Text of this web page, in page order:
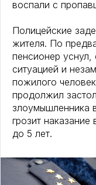
воспали с
Полицейские
жителя. По
пенсионер уснул,
ситуацией и
пожилого
продолжил
злоумышленника
грозит
до 5 лет.